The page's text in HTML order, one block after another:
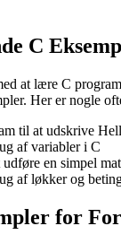
C
at lære C
Her er nogle
til at udskrive
af variabler i C
en simpel
af løkker og
for